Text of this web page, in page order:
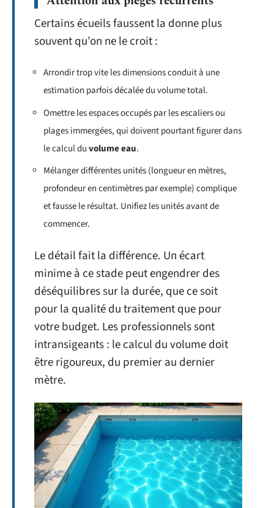
Certains écueils faussent la donne plus
souvent qu’on ne le croit :
Arrondir trop vite les dimensions conduit à une
estimation parfois décalée du volume total.
Omettre les espaces occupés par les escaliers ou
plages immergées, qui doivent pourtant figurer dans
le calcul duvolume eau.
Mélanger différentes unités (longueur en mètres,
profondeur en centimètres par exemple) complique
et fausse le résultat. Unifiez les unités avant de
commencer.
Le détail fait la différence. Un écart
minime à ce stade peut engendrer des
déséquilibres sur la durée, que ce soit
pour la qualité du traitement que pour
votre budget. Les professionnels sont
intransigeants : le calcul du volume doit
être rigoureux, du premier au dernier
mètre.